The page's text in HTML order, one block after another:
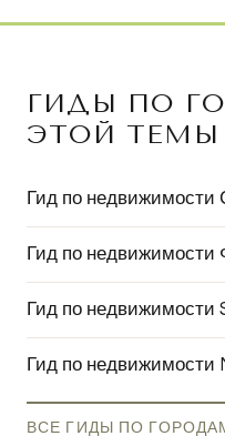
ГИДЫ ПО
ЭТОЙ ТЕМЫ
Гид по недвижимости
Гид по недвижимости
Гид по недвижимости
Гид по недвижимости
ВСЕ ГИДЫ ПО